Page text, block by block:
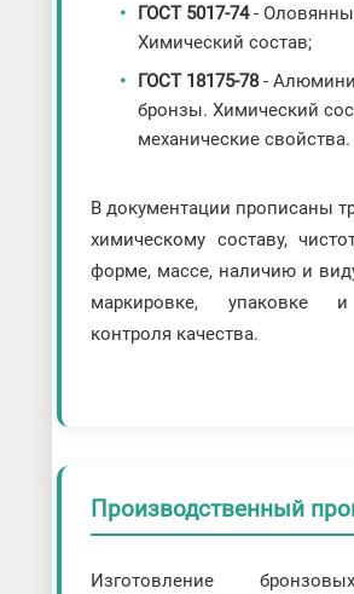
ГОСТ 5017-74-
Химический состав;
ГОСТ 18175-78-
бронзы. Химический
механические свойства.
В документации прописаны
химическому составу,
форме, массе, наличию и
маркировке, упаковке
контроля качества.
Производственный
Изготовление